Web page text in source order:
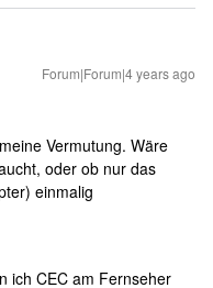
Forum|Forum|4 years ago
Vermutung. Wäre
oder ob nur das
einmalig
ich CEC am Fernseher